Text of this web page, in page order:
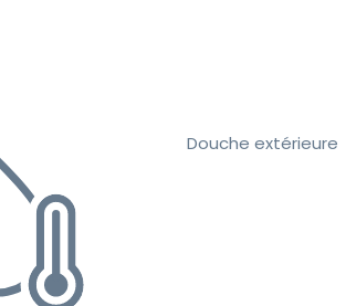
Douche extérieure